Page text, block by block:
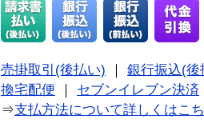
売掛取引(後払い)
銀行振込(後
換宅配便
セブンイレブン決済
⇒支払方法について詳しくはこ